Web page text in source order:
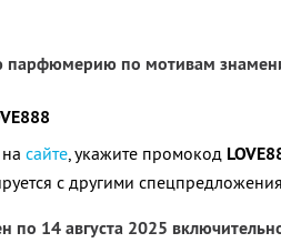
парфюмерию по мотивам
сайте, укажите промокод
с другими
по 14 августа 2025